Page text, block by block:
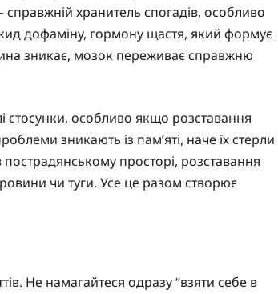
хранитель спогадів, особливо
дофаміну, гормону щастя, який формує
зникає, мозок переживає справжню
стосунки, особливо якщо розставання
зникають із пам’яті, наче їх стерли
просторі, розставання
чи туги. Усе це разом створює
Не намагайтеся одразу “взяти себе в